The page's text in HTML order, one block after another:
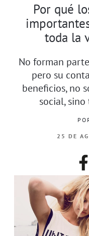
Por qué
toda la
No forman
pero su
beneficios, no
social,
25 DE